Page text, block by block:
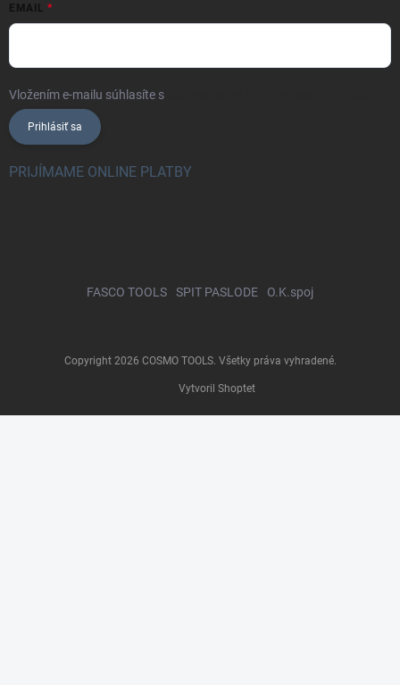
EMAIL
Vložením e-mailu súhlasíte s
Prihlásiť sa
PRIJÍMAME ONLINE PLATBY
FASCO TOOLS SPIT PASLODE O.K.spoj
Vytvoril Shoptet
Copyright 2026 COSMO TOOLS. Všetky práva vyhradené.